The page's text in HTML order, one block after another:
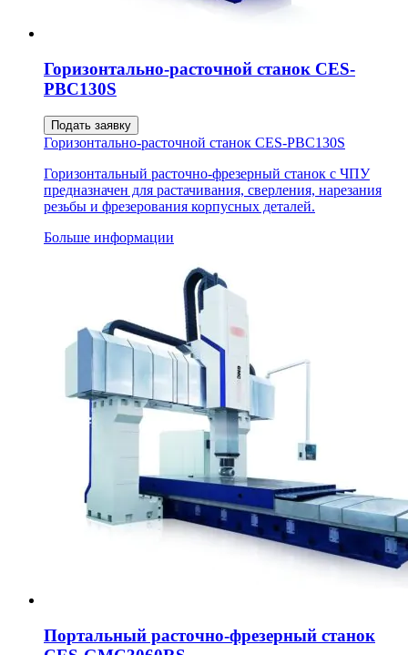
Горизонтально-расточной станок CES-
PBC130S
Подать заявку
Горизонтально-расточной станок CES-PBC130S
Горизонтальный расточно-фрезерный станок с ЧПУ
предназначен для растачивания, сверления, нарезания
резьбы и фрезерования корпусных деталей.
Больше информации
Портальный расточно-фрезерный станок